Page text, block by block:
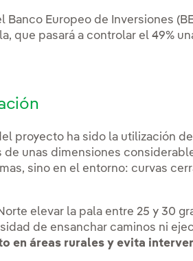
Europeo de Inversiones
que pasará a controlar el 49%
proyecto ha sido la utilización
de unas dimensiones
sino en el entorno: curvas
elevar la pala entre 25 y 30
de ensanchar caminos ni
en áreas rurales y evita